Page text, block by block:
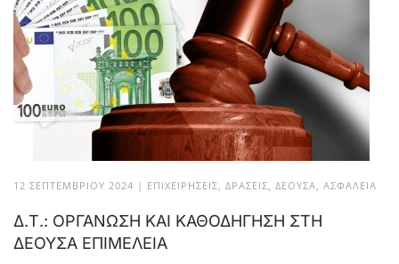
12 ΣΕΠΤΕΜΒΡΊΟΥ 2024 | ΕΠΙΧΕΙΡΉΣΕΙΣ, ΔΡΆΣΕΙΣ, ΔΈΟΥΣΑ, ΑΣΦΆΛΕΙΑ
Δ.Τ.: ΟΡΓΑΝΩΣΗ ΚΑΙ ΚΑΘΟΔΗΓΗΣΗ ΣΤΗ
ΔΕΟΥΣΑ ΕΠΙΜΕΛΕΙΑ